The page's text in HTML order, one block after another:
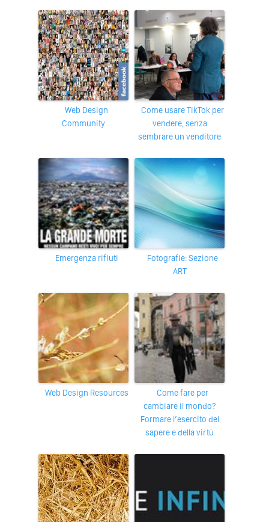
Web Design
Community
Come usare TikTok per
vendere, senza
sembrare un venditore
Emergenza rifiuti
Fotografie: Sezione
ART
Web Design Resources
Come fare per
cambiare il mondo?
Formare l’esercito del
sapere e della virtù